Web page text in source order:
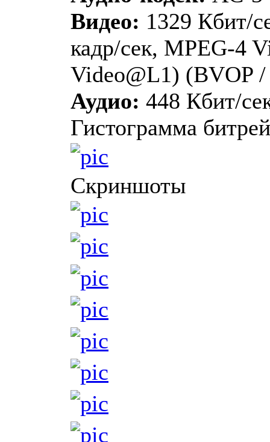
Видео: 1329 Кбит/
кадр/сек, MPEG-4
Video@L1) (BVOP
Аудио: 448 Кбит/
Гистограмма
Скриншоты